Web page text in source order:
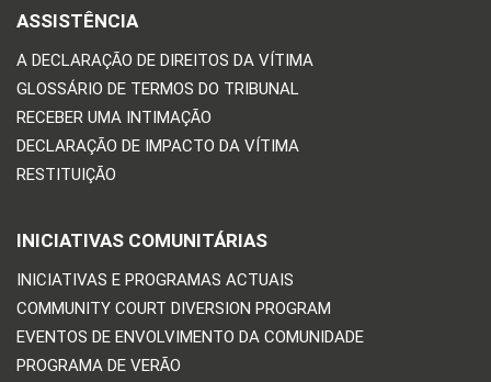
ASSISTÊNCIA
A DECLARAÇÃO DE DIREITOS DA VÍTIMA
GLOSSÁRIO DE TERMOS DO TRIBUNAL
RECEBER UMA INTIMAÇÃO
DECLARAÇÃO DE IMPACTO DA VÍTIMA
RESTITUIÇÃO
INICIATIVAS COMUNITÁRIAS
INICIATIVAS E PROGRAMAS ACTUAIS
COMMUNITY COURT DIVERSION PROGRAM
EVENTOS DE ENVOLVIMENTO DA COMUNIDADE
PROGRAMA DE VERÃO